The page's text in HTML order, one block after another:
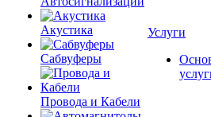
Акустика
Сабвуферы
Провода и Кабели
Услуги